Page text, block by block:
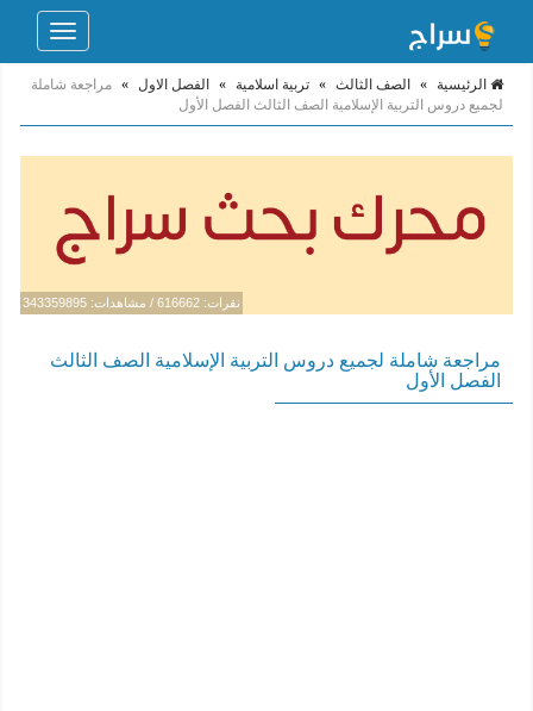
Toggle
الرئيسية » الصف الثالث » تربية اسلامية » الفصل الاول » مراجعة شاملة
لجميع دروس التربية الإسلامية الصف الثالث الفصل الأول
نقرات: 616662 / مشاهدات: 343359895
مراجعة شاملة لجميع دروس التربية الإسلامية الصف الثالث
الفصل الأول